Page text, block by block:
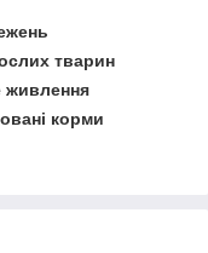
тварин
живлення
корми